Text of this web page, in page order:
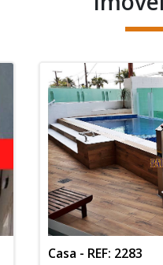
Casa - REF: 2283